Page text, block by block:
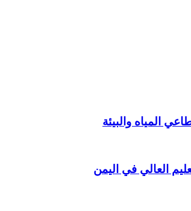
المياه والبيئة
العالي في اليمن